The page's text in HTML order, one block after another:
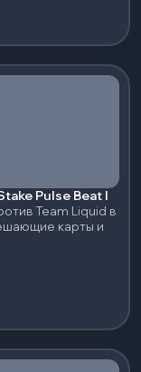
Pulse Beat I
Team Liquid в
карты и